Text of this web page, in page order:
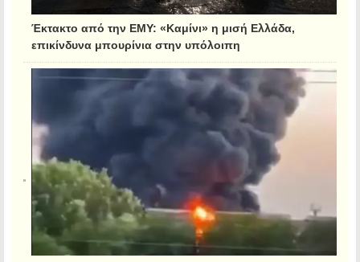
Έκτακτο από την ΕΜΥ: «Καμίνι» η μισή Ελλάδα,
επικίνδυνα μπουρίνια στην υπόλοιπη